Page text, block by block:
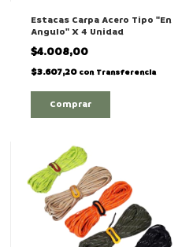
Estacas Carpa Acero Tipo "En
Angulo" X 4 Unidad
$4.008,00
$3.607,20 con Transferencia